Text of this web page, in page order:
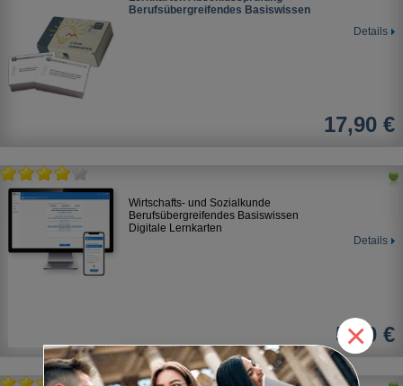
Berufsübergreifendes Basiswissen
Details
17,90 €
Wirtschafts- und Sozialkunde
Berufsübergreifendes Basiswissen
Digitale Lernkarten
Details
5,50 €
×